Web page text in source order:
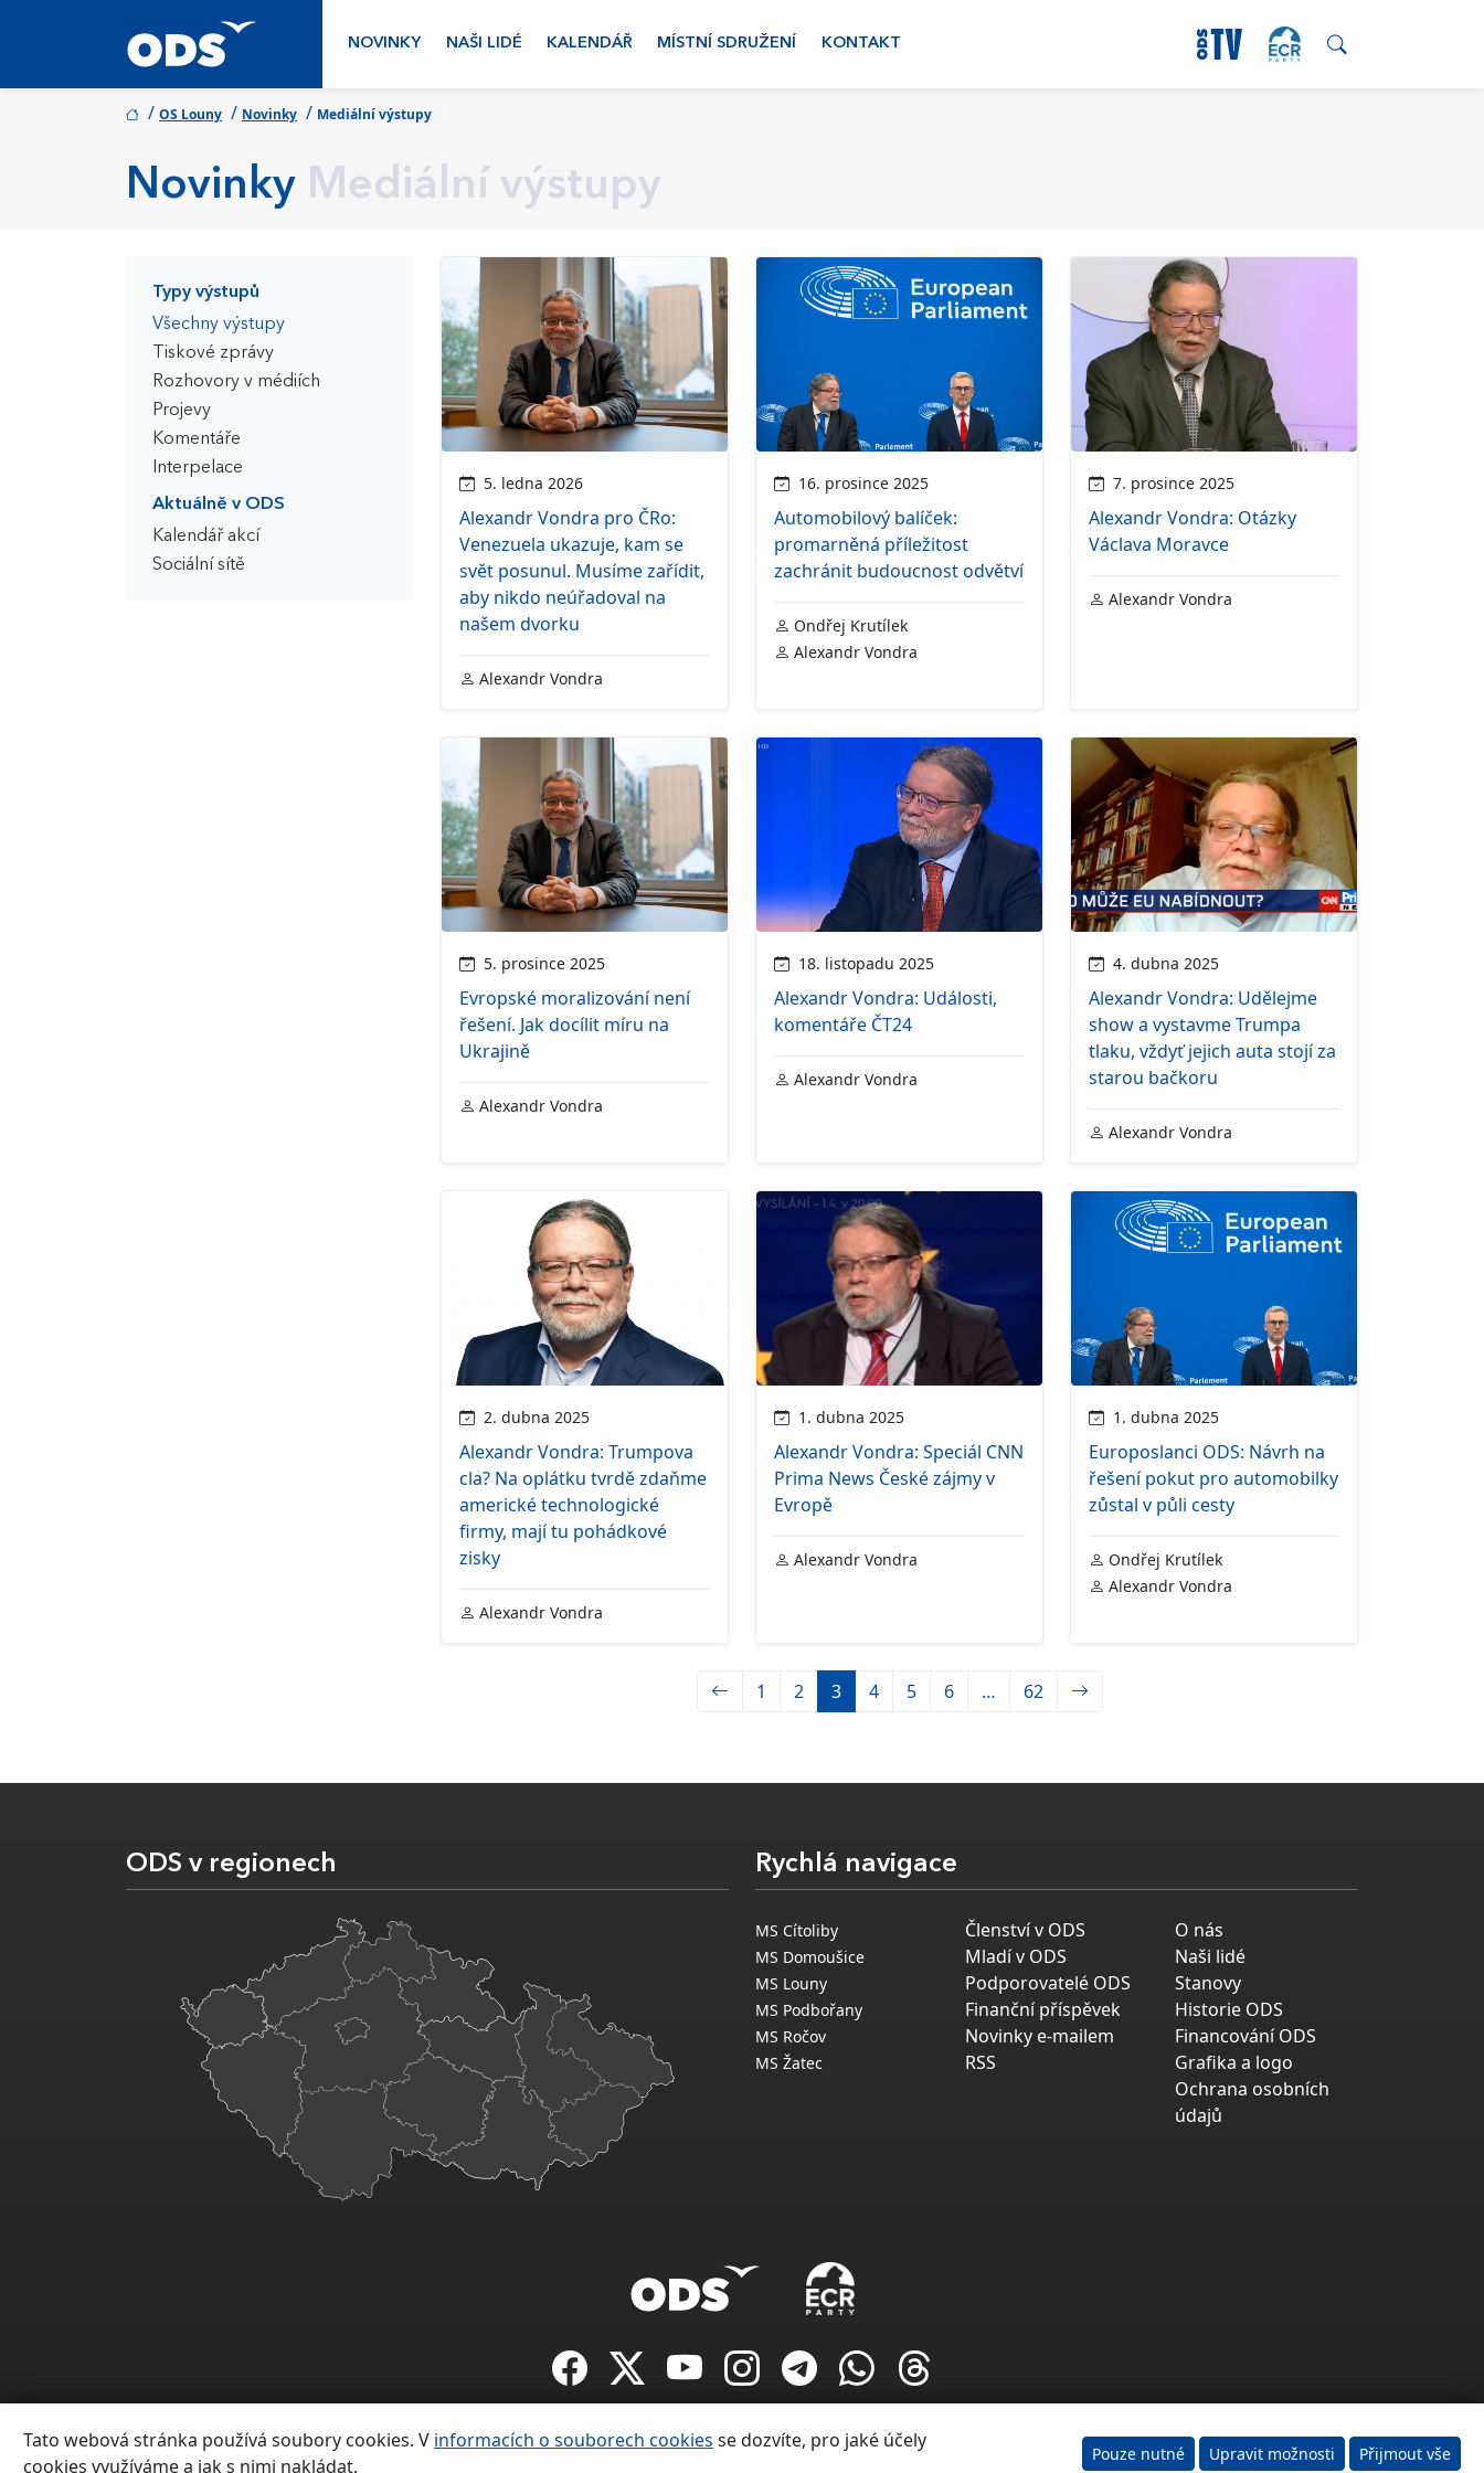
NOVINKY NAŠI LIDÉ KALENDÁŘ MÍSTNÍ SDRUŽENÍ KONTAKT
/ OS Louny / Novinky / Mediální výstupy
Novinky Mediální výstupy
Typy výstupů
Všechny výstupy
Tiskové zprávy
Rozhovory v médiích
Projevy
Komentáře
Interpelace
Aktuálně v ODS
Kalendář akcí
Sociální sítě
5. ledna 2026
Alexandr Vondra pro ČRo:
Venezuela ukazuje, kam se
svět posunul. Musíme zařídit,
aby nikdo neúřadoval na
našem dvorku
Alexandr Vondra
16. prosince 2025
Automobilový balíček:
promarněná příležitost
zachránit budoucnost odvětví
Ondřej Krutílek
Alexandr Vondra
7. prosince 2025
Alexandr Vondra: Otázky
Václava Moravce
Alexandr Vondra
5. prosince 2025
Evropské moralizování není
řešení. Jak docílit míru na
Ukrajině
Alexandr Vondra
18. listopadu 2025
Alexandr Vondra: Události,
komentáře ČT24
Alexandr Vondra
4. dubna 2025
Alexandr Vondra: Udělejme
show a vystavme Trumpa
tlaku, vždyť jejich auta stojí za
starou bačkoru
Alexandr Vondra
2. dubna 2025
Alexandr Vondra: Trumpova
cla? Na oplátku tvrdě zdaňme
americké technologické
firmy, mají tu pohádkové
zisky
Alexandr Vondra
1. dubna 2025
Alexandr Vondra: Speciál CNN
Prima News České zájmy v
Evropě
Alexandr Vondra
1. dubna 2025
Europoslanci ODS: Návrh na
řešení pokut pro automobilky
zůstal v půli cesty
Ondřej Krutílek
Alexandr Vondra
1 2 3 4 5 6 … 62
ODS v regionech Rychlá navigace
MS Cítoliby
MS Domoušice
MS Louny
MS Podbořany
MS Ročov
MS Žatec
Členství v ODS
Mladí v ODS
Podporovatelé ODS
Finanční příspěvek
Novinky e-mailem
RSS
O nás
Naši lidé
Stanovy
Historie ODS
Financování ODS
Grafika a logo
Ochrana osobních
údajů
Copyright ©
Občanská demokratická strana 1991 – 2026
Tato webová stránka používá soubory cookies. V informacích o souborech cookies se dozvíte, pro jaké účely
cookies využíváme a jak s nimi nakládat.
Pouze nutné Upravit možnosti Přijmout vše